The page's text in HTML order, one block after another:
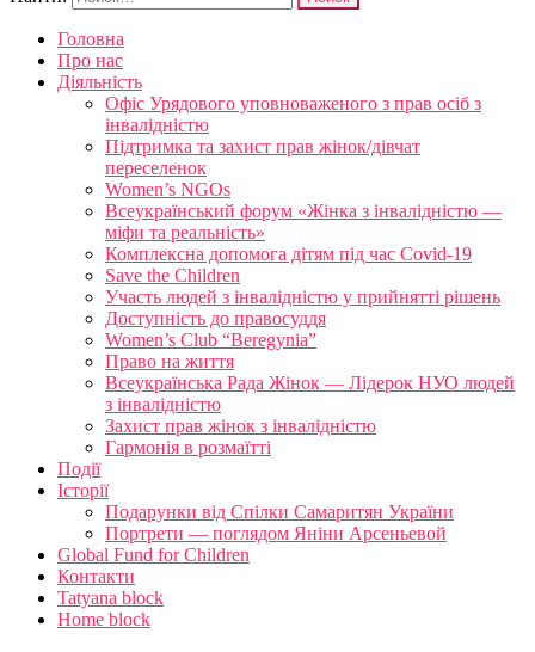
Головна
Про нас
Діяльність
Офіс Урядового уповноваженого з прав осіб з
інвалідністю
Підтримка та захист прав жінок/дівчат
переселенок
Women’s NGOs
Всеукраїнський форум «Жінка з інвалідністю —
міфи та реальність»
Комплексна допомога дітям під час Covid-19
Save the Children
Участь людей з інвалідністю у прийнятті рішень
Доступність до правосуддя
Women’s Club “Beregynia”
Право на життя
Всеукраїнська Рада Жінок — Лідерок НУО людей
з інвалідністю
Захист прав жінок з інвалідністю
Гармонія в розмаїтті
Події
Історії
Подарунки від Спілки Самаритян України
Портрети — поглядом Яніни Арсеньевой
Global Fund for Children
Контакти
Tatyana block
Home block